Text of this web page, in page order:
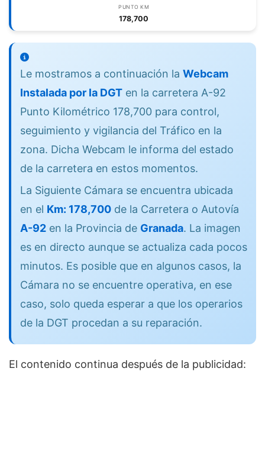
PUNTO KM
178,700
Le mostramos a continuación la Webcam
Instalada por la DGT en la carretera A-92
Punto Kilométrico 178,700 para control,
seguimiento y vigilancia del Tráfico en la
zona. Dicha Webcam le informa del estado
de la carretera en estos momentos.
La Siguiente Cámara se encuentra ubicada
en el Km: 178,700 de la Carretera o Autovía
A-92 en la Provincia de Granada. La imagen
es en directo aunque se actualiza cada pocos
minutos. Es posible que en algunos casos, la
Cámara no se encuentre operativa, en ese
caso, solo queda esperar a que los operarios
de la DGT procedan a su reparación.
El contenido continua después de la publicidad: